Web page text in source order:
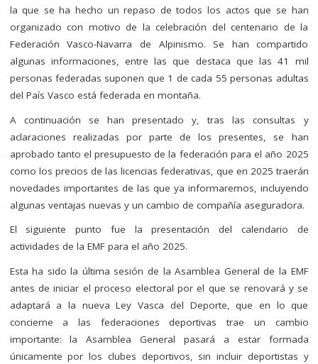
la que se ha hecho un repaso de todos los actos que se han
organizado con motivo de la celebración del centenario de la
Federación Vasco-Navarra de Alpinismo. Se han compartido
algunas informaciones, entre las que destaca que las 41 mil
personas federadas suponen que 1 de cada 55 personas adultas
del País Vasco está federada en montaña.
A continuación se han presentado y, tras las consultas y
aclaraciones realizadas por parte de los presentes, se han
aprobado tanto el presupuesto de la federación para el año 2025
como los precios de las licencias federativas, que en 2025 traerán
novedades importantes de las que ya informaremos, incluyendo
algunas ventajas nuevas y un cambio de compañía aseguradora.
El siguiente punto fue la presentación del calendario de
actividades de la EMF para el año 2025.
Esta ha sido la última sesión de la Asamblea General de la EMF
antes de iniciar el proceso electoral por el que se renovará y se
adaptará a la nueva Ley Vasca del Deporte, que en lo que
concierne a las federaciones deportivas trae un cambio
importante: la Asamblea General pasará a estar formada
únicamente por los clubes deportivos, sin incluir deportistas y